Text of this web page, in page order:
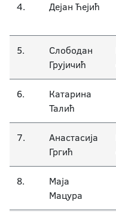
4. Дејан Ћејић
5.
Слободан
Грујичић
6.
Катарина
Талић
7.
Анастасија
Гргић
8.
Маја
Мацура